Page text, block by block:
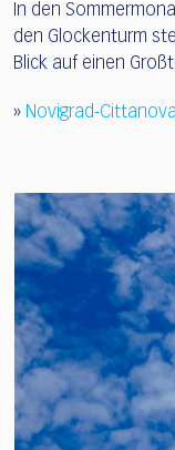
In den
den Glockenturm
Blick auf einen
» Novigrad-Cittanova